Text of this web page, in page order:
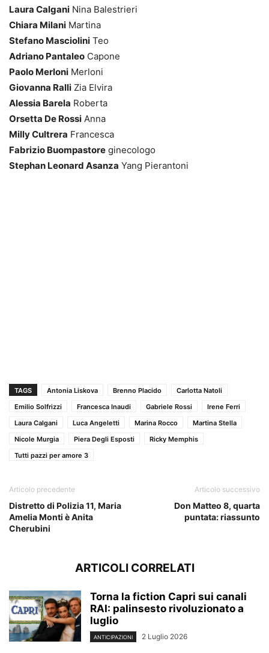
Laura Calgani Nina Balestrieri
Chiara Milani Martina
Stefano Masciolini Teo
Adriano Pantaleo Capone
Paolo Merloni Merloni
Giovanna Ralli Zia Elvira
Alessia Barela Roberta
Orsetta De Rossi Anna
Milly Cultrera Francesca
Fabrizio Buompastore ginecologo
Stephan Leonard Asanza Yang Pierantoni
TAGS Antonia Liskova Brenno Placido
Carlotta Natoli
Emilio Solfrizzi
Francesca Inaudi Gabriele Rossi
Irene Ferri
Laura Calgani
Luca Angeletti Marina Rocco
Martina Stella
Nicole Murgia
Piera Degli Esposti
Ricky Memphis
Tutti pazzi per amore 3
Articolo precedente
Distretto di Polizia 11, Maria
Amelia Monti è Anita
Cherubini
Articolo successivo
Don Matteo 8, quarta
puntata: riassunto
ARTICOLI CORRELATI
Torna la fiction Capri sui canali
RAI: palinsesto rivoluzionato a
luglio
ANTICIPAZIONI 2 Luglio 2026